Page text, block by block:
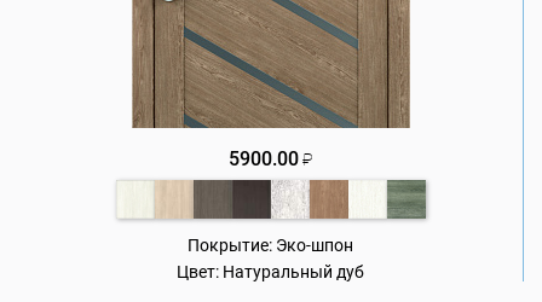
5900.00 ₽
Покрытие: Эко-шпон
Цвет: Натуральный дуб